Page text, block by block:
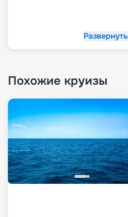
Развернуть
Похожие круизы